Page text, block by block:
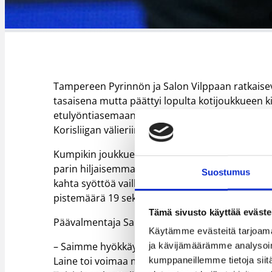
Suostumus
Tämä sivusto käyttää
Käytämme evästeitä
ja kävijämäärämme
kumppaneillemme tietoja
Tampereen Pyrinnön ja Salon Vilppaan
tasaisena mutta päättyi lopulta kotijoukkueen
etulyöntiasemaan itsensä kaivanut Vilpas
Korisliigan välieriin kohtaamaan joko Kataja
Kumpikin joukkueista pelasi tasaisen varmaa
parin hiljaisemman ottelun jälkeen peliä
kahta syöttöä vaille triplatuplan. Woodille
pistemäärä 19 sekä kymmenen levypalloa ja
Päävalmentaja Sami Toiviainenkin kehui
– Saimme hyökkäyksessä tänään aikaan
Laine toi voimaa meille. Hoidimme myös